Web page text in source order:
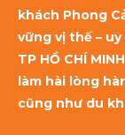
khách Phong
vững vị thế –
TP HỒ CHÍ
làm hài lòng
cũng như du